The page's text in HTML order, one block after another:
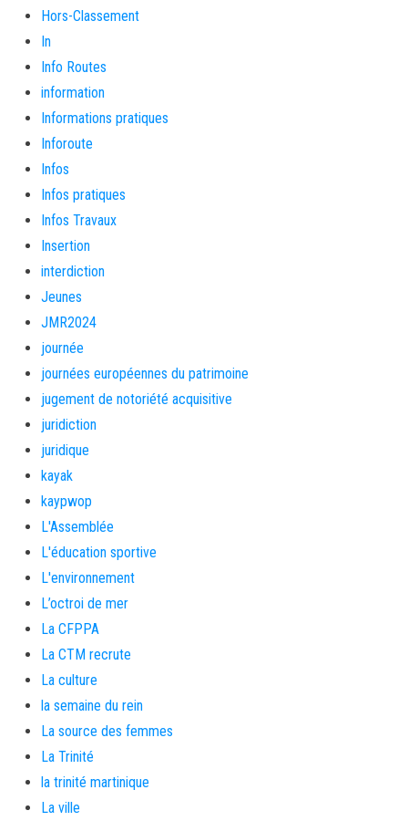
Hors-Classement
In
Info Routes
information
Informations pratiques
Inforoute
Infos
Infos pratiques
Infos Travaux
Insertion
interdiction
Jeunes
JMR2024
journée
journées européennes du patrimoine
jugement de notoriété acquisitive
juridiction
juridique
kayak
kaypwop
L'Assemblée
L'éducation sportive
L'environnement
L’octroi de mer
La CFPPA
La CTM recrute
La culture
la semaine du rein
La source des femmes
La Trinité
la trinité martinique
La ville